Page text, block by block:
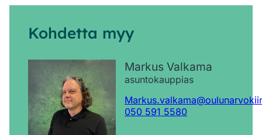
Kohdetta myy
Markus Valkama
asuntokauppias
050 591 5580